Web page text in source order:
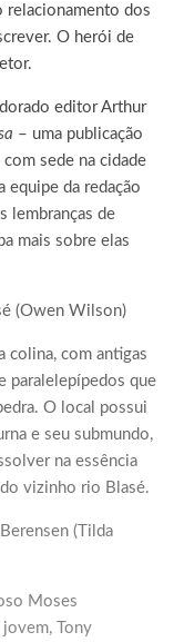
relacionamento dos
O herói de
editor Arthur
– uma publicação
sede na cidade
equipe da redação
lembranças de
mais sobre elas
(Owen Wilson)
colina, com antigas
paralelepípedos que
O local possui
e seu submundo,
na essência
vizinho rio Blasé.
(Tilda
Moses
jovem, Tony